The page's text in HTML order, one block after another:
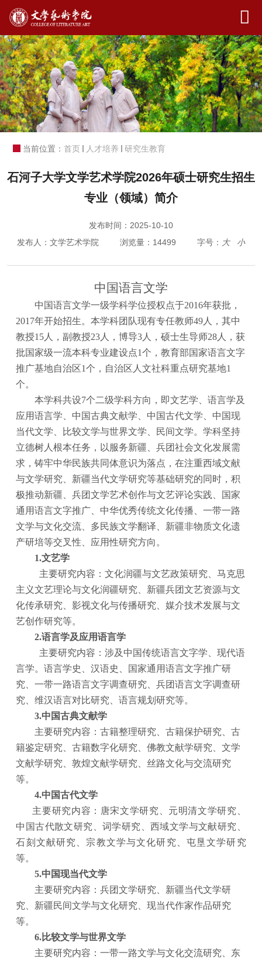
当前位置：首页 人才培养 研究生教育
石河子大学文学艺术学院2026年硕士研究生招生
专业（领域）简介
发布时间： 2025-10-10
发布人：文学艺术学院 浏览量： 14499 字号： 大 小
中国语言文学
中国语言文学一级学科学位授权点于2016年获批，
2017年开始招生。本学科团队现有专任教师49人，其中
教授15人，副教授23人，博导3人，硕士生导师28人，获
批国家级一流本科专业建设点1个，教育部国家语言文字
推广基地自治区1个，自治区人文社科重点研究基地1
个。
本学科共设7个二级学科方向，即文艺学、语言学及
应用语言学、中国古典文献学、中国古代文学、中国现
当代文学、比较文学与世界文学、民间文学。学科坚持
立德树人根本任务，以服务新疆、兵团社会文化发展需
求，铸牢中华民族共同体意识为落点，在注重西域文献
与文学研究、新疆当代文学研究等基础研究的同时，积
极推动新疆、兵团文学艺术创作与文艺评论实践、国家
通用语言文字推广、中华优秀传统文化传播、一带一路
文学与文化交流、多民族文学翻译、新疆非物质文化遗
产研培等交叉性、应用性研究方向。
1.文艺学
主要研究内容：文化润疆与文艺政策研究、马克思
主义文艺理论与文化润疆研究、新疆兵团文艺资源与文
化传承研究、影视文化与传播研究、媒介技术发展与文
艺创作研究等。
2.语言学及应用语言学
主要研究内容：涉及中国传统语言文字学、现代语
言学。语言学史、汉语史、国家通用语言文字推广研
究、一带一路语言文字调查研究、兵团语言文字调查研
究、维汉语言对比研究、语言规划研究等。
3.中国古典文献学
主要研究内容：古籍整理研究、古籍保护研究、古
籍鉴定研究、古籍数字化研究、佛教文献学研究、文学
文献学研究、敦煌文献学研究、丝路文化与交流研究
等。
4.中国古代文学
主要研究内容： 唐宋文学研究、元明清文学研究、
中国古代散文研究、词学研究、西域文学与文献研究、
石刻文献研究、宗教文学与文化研究、屯垦文学研究
等。
5.中国现当代文学
主要研究内容：兵团文学研究、新疆当代文学研
究、新疆民间文学与文化研究、现当代作家作品研究
等。
6.比较文学与世界文学
主要研究内容：一带一路文学与文化交流研究、东